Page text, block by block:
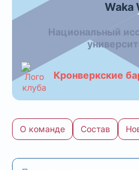
Waka
Национальный
Кронверкские
О команде Состав